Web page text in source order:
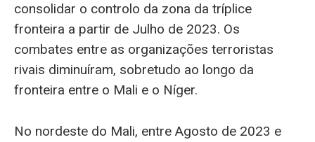
consolidar o controlo da zona da tríplice
fronteira a partir de Julho de 2023. Os
combates entre as organizações terroristas
rivais diminuíram, sobretudo ao longo da
fronteira entre o Mali e o Níger.
No nordeste do Mali, entre Agosto de 2023 e